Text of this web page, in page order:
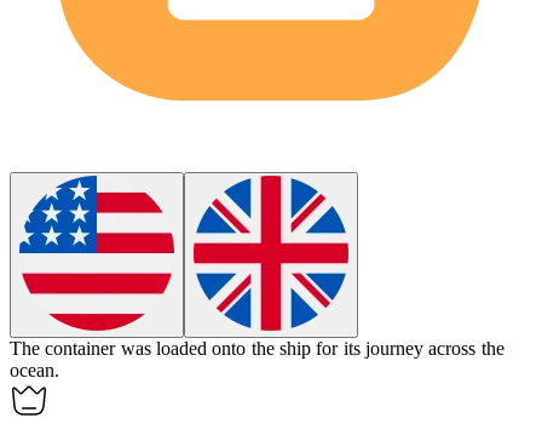
Thecontainer was loaded onto the ship for its journey across the
ocean.